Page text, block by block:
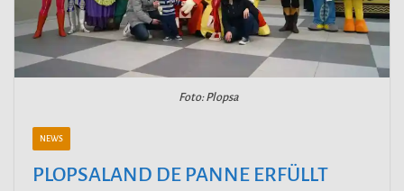
Foto: Plopsa
NEWS
PLOPSALAND DE PANNE ERFÜLLT